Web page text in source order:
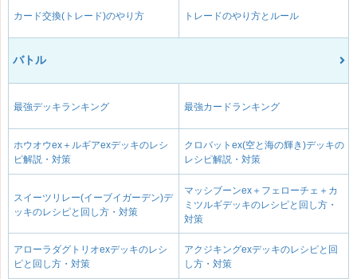
カード交換(トレード)のやり方 トレードのやり方とルール
バトル
最強デッキランキング 最強カードランキング
ホウオウex＋ルギアexデッキのレシ
ピ解説・対策
クロバットex(空と海の輝き)デッキの
レシピ解説・対策
スイーツリレー(イーブイガーデン)デ
ッキのレシピと回し方・対策
マッシブーンex＋フェローチェ＋カ
ミツルギデッキのレシピと回し方・
対策
アローラダグトリオexデッキのレシ
ピと回し方・対策
アクジキングexデッキのレシピと回
し方・対策